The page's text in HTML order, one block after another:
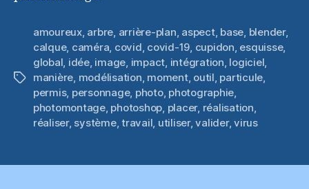
Étiquettes
amoureux, arbre, arrière-plan, aspect, base, blender,
calque, caméra, covid, covid-19, cupidon, esquisse,
global, idée, image, impact, intégration, logiciel,
manière, modélisation, moment, outil, particule,
permis, personnage, photo, photographie,
photomontage, photoshop, placer, réalisation,
réaliser, système,travail, utiliser,valider,virus